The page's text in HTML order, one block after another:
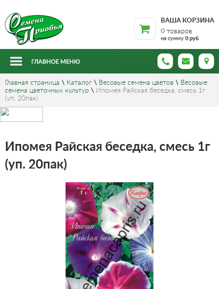
ВАША КОРЗИНА
0 товаров
на сумму 0 руб
Главная страница \ Каталог \ Весовые семена цветов \ Весовые
семена цветочных культур \ Ипомея Райская беседка, смесь 1г
(уп. 20пак)
Ипомея Райская беседка, смесь 1г
(уп. 20пак)